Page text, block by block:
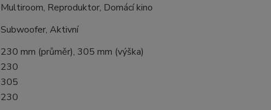
Multiroom, Reproduktor, Domácí kino
Subwoofer, Aktivní
230 mm (průměr), 305 mm (výška)
230
305
230